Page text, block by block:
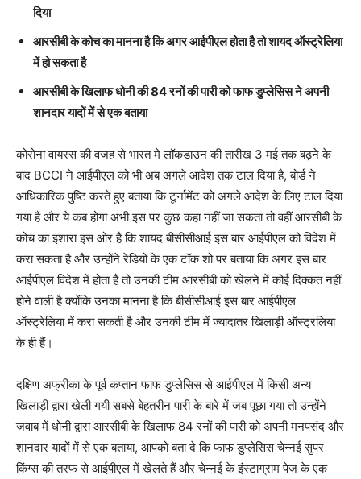
दिया
आरसीबी के कोच का मानना है कि अगर आईपीएल होता है तो शायद ऑस्ट्रेलिया
में हो सकता है
आरसीबी के खिलाफ धोनी की 84 रनों की पारी को फाफ डुप्लेसिस ने अपनी
शानदार यादों में से एक बताया
कोरोना वायरस की वजह से भारत मे लॉकडाउन की तारीख 3 मई तक बढ़ने के
बाद BCCI ने आईपीएल को भी अब अगले आदेश तक टाल दिया है, बोर्ड ने
आधिकारिक पुष्टि करते हुए बताया कि टूर्नामेंट को अगले आदेश के लिए टाल दिया
गया है और ये कब होगा अभी इस पर कुछ कहा नहीं जा सकता तो वहीं आरसीबी के
कोच का इशारा इस ओर है कि शायद बीसीसीआई इस बार आईपीएल को विदेश में
करा सकता है और उन्होंने रेडियो के एक टॉक शो पर बताया कि अगर इस बार
आईपीएल विदेश में होता है तो उनकी टीम आरसीबी को खेलने में कोई दिक्कत नहीं
होने वाली है क्योंकि उनका मानना है कि बीसीसीआई इस बार आईपीएल
ऑस्ट्रेलिया में करा सकती है और उनकी टीम में ज्यादातर खिलाड़ी ऑस्ट्रलिया
के ही हैं।
दक्षिण अफ्रीका के पूर्व कप्तान फाफ डुप्लेसिस से आईपीएल में किसी अन्य
खिलाड़ी द्वारा खेली गयी सबसे बेहतरीन पारी के बारे में जब पूछा गया तो उन्होंने
जवाब में धोनी द्वारा आरसीबी के खिलाफ 84 रनों की पारी को अपनी मनपसंद और
शानदार यादों में से एक बताया, आपको बता दे कि फाफ डुप्लेसिस चेन्नई सुपर
किंग्स की तरफ से आईपीएल में खेलते हैं और चेन्नई के इंस्टाग्राम पेज के एक